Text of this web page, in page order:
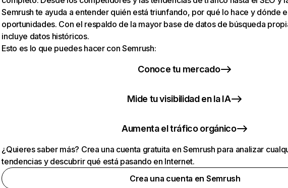
Semrush te ayuda a entender quién está triunfando, por qué lo hace y dónde
oportunidades. Con el respaldo de la mayor base de datos de búsqueda
incluye datos históricos.
Esto es lo que puedes hacer con Semrush:
Conoce tu mercado
Mide tu visibilidad en la IA
Aumenta el tráfico orgánico
¿Quieres saber más? Crea una cuenta gratuita en Semrush para analizar
tendencias y descubrir qué está pasando en Internet.
Crea una cuenta en Semrush